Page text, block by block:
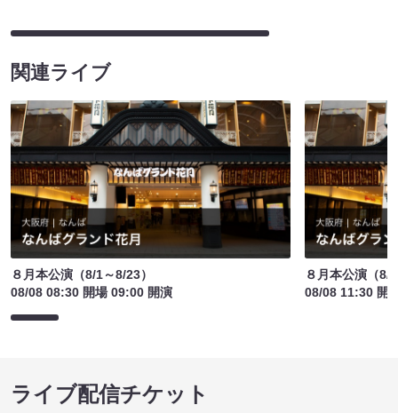
関連ライブ
８月本公演（8/1～8/23）
08/08 08:30 開場 09:00 開演
８月本公演（8/
08/08 11:30 開
ライブ配信チケット